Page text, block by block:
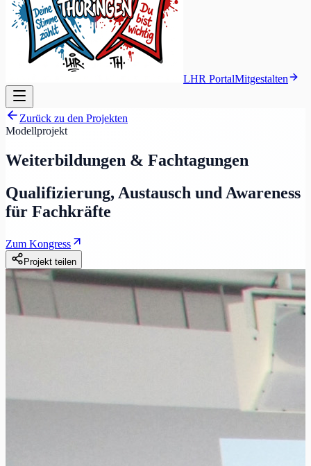
LHR PortalMitgestalten
Zurück zu den Projekten
Modellprojekt
Weiterbildungen & Fachtagungen
Qualifizierung, Austausch und Awareness
für Fachkräfte
Zum Kongress
Projekt teilen